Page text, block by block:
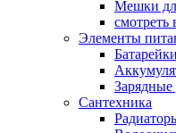
Мешки
смотреть
Элементы
Зарядные
Сантехника